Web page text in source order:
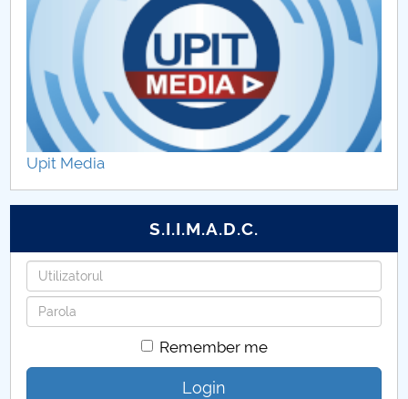
Upit Media
S.I.I.M.A.D.C.
Username
Password
Remember me
Login